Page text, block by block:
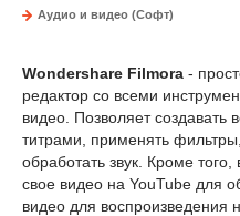
Аудио и видео (Софт)
Wondershare Filmora -
редактор со всеми
видео. Позволяет
титрами, применять
обработать звук. Кроме
свое видео на YouTube для
видео для воспроизведения